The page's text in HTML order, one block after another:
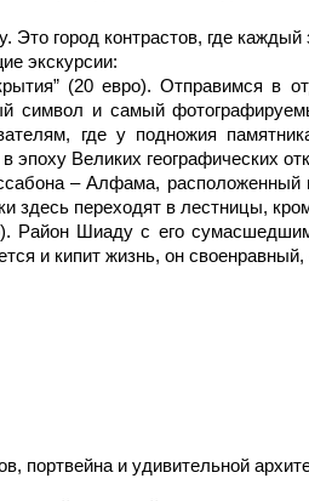
город контрастов, где каждый
экскурсии:
(20 евро). Отправимся
символ и самый
где у подножия
эпоху Великих географических
– Алфама,
здесь переходят в лестницы,
Район Шиаду с его
и кипит жизнь, он
портвейна и удивительной